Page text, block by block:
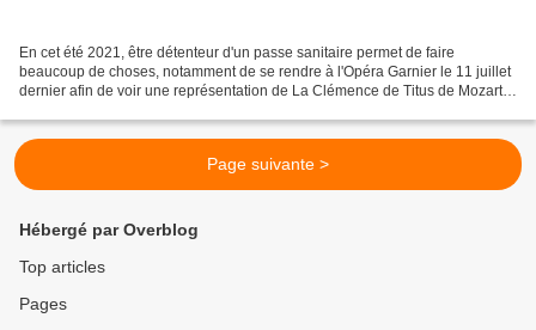
En cet été 2021, être détenteur d'un passe sanitaire permet de faire
beaucoup de choses, notamment de se rendre à l'Opéra Garnier le 11 juillet
dernier afin de voir une représentation de La Clémence de Titus de Mozart.
Page suivante >
Hébergé par Overblog
Top articles
Pages